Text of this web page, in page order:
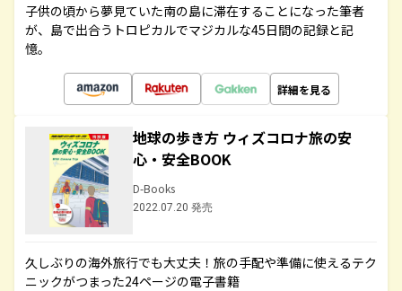
子供の頃から夢見ていた南の島に滞在することになった筆者
が、島で出合うトロピカルでマジカルな45日間の記録と記
憶。
詳細を見る
地球の歩き方 ウィズコロナ旅の安
心・安全BOOK
D-Books
2022.07.20 発売
久しぶりの海外旅行でも大丈夫！旅の手配や準備に使えるテク
ニックがつまった24ページの電子書籍